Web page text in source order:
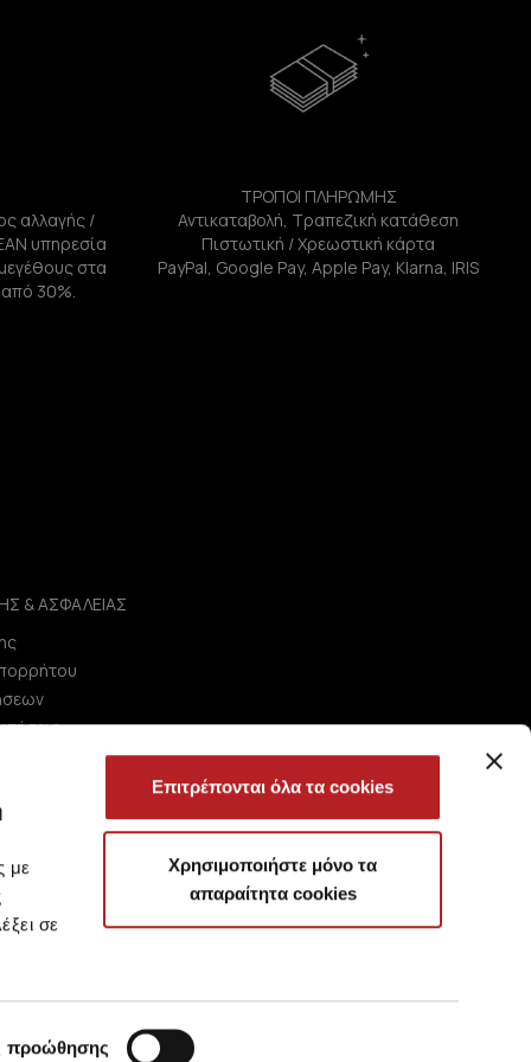
με
σε
προώθησης
Επιτρέπονται όλα τα cookies
Χρησιμοποιήστε μόνο τα
απαραίτητα cookies
αλλαγής /
υπηρεσία
στα
30%.
ΤΡΟΠΟΙ ΠΛΗΡΩΜΗΣ
Αντικαταβολή, Τραπεζική κατάθεση
Πιστωτική / Χρεωστική κάρτα
PayPal, Google Pay, Apple Pay, Klarna, IRIS
& ΑΣΦΑΛΕΙΑΣ